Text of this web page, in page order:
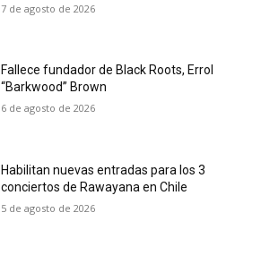
7 de agosto de 2026
Fallece fundador de Black Roots, Errol
“Barkwood” Brown
6 de agosto de 2026
Habilitan nuevas entradas para los 3
conciertos de Rawayana en Chile
5 de agosto de 2026